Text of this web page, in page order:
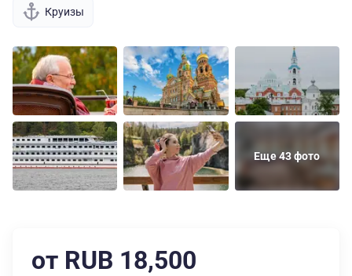
Круизы
Еще 43 фото
от RUB 18,500